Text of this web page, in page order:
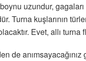
uzundur,
Turna kuşlarının
Evet, allı
de